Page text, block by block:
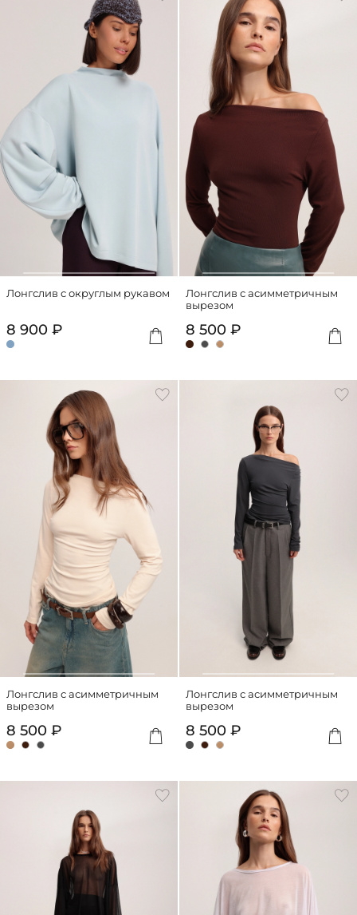
Лонгслив с округлым рукавом
8 900 ₽
Лонгслив с асимметричным
вырезом
8 500 ₽
Лонгслив с асимметричным
вырезом
8 500 ₽
Лонгслив с асимметричным
вырезом
8 500 ₽